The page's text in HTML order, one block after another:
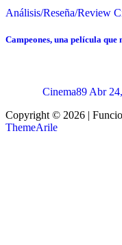
Análisis/Reseña/Review
Campeones, una película que
Cinema89 Abr
Copyright © 2026 |
ThemeArile